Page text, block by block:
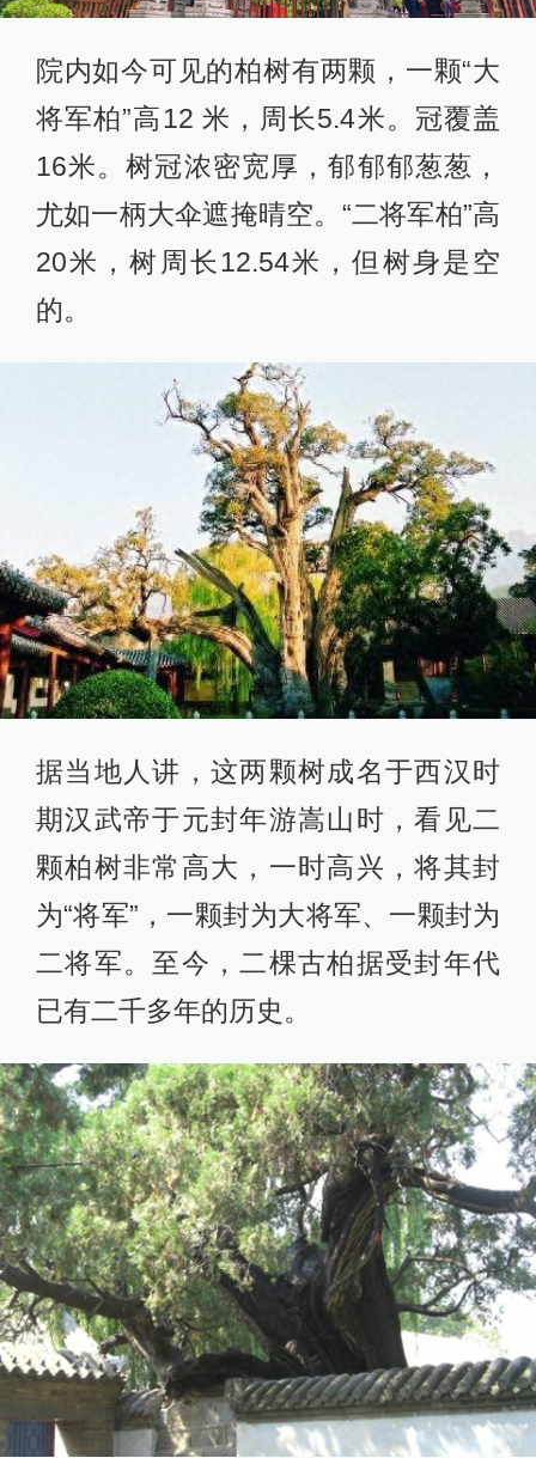
院内如今可见的柏树有两颗，一颗“大
将军柏”高12 米，周长5.4米。冠覆盖
16米。树冠浓密宽厚，郁郁郁葱葱，
尤如一柄大伞遮掩晴空。“二将军柏”高
20米，树周长12.54米，但树身是空
的。
据当地人讲，这两颗树成名于西汉时
期汉武帝于元封年游嵩山时，看见二
颗柏树非常高大，一时高兴，将其封
为“将军”，一颗封为大将军、一颗封为
二将军。至今，二棵古柏据受封年代
已有二千多年的历史。